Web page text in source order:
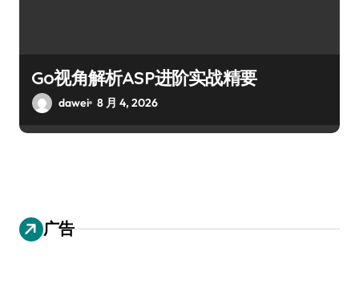
Go视角解析ASP进阶实战精要
dawei 8 月 4, 2026
广告